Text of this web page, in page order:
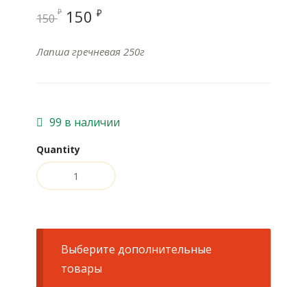
150₽ Первоначальная
составляла
150 ₽
150 ₽.
Лапша гречневая 250г
99 в наличии
Quantity
Выберите дополнительные
товары